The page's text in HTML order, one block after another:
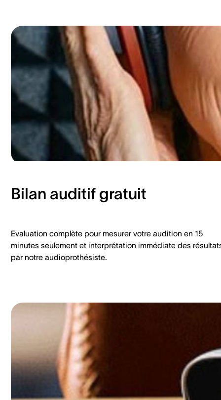
Bilan auditif gratuit
Evaluation complète pour mesurer votre audition en 15
minutes seulement et interprétation immédiate des
par notre audioprothésiste.